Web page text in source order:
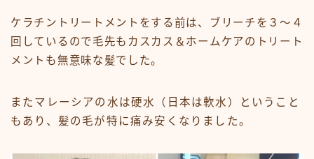
ケラチントリートメントをする前は、ブリーチを３〜４
回しているので毛先もカスカス＆ホームケアのトリート
メントも無意味な髪でした。
またマレーシアの水は硬水（日本は軟水）ということ
もあり、髪の毛が特に痛み安くなりました。